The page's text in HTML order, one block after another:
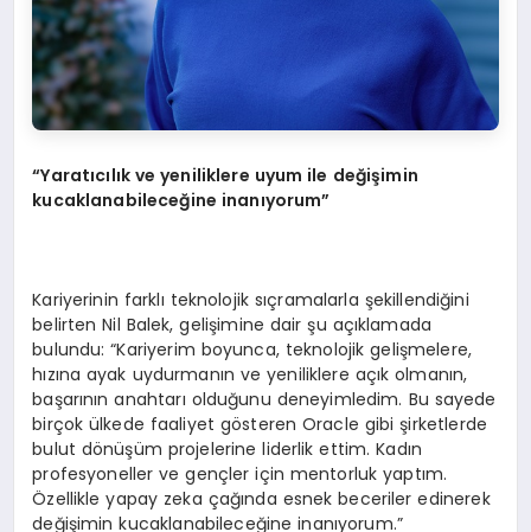
“Yaratıcılık ve yeniliklere uyum ile değişimin
kucaklanabileceğine inanıyorum”
Kariyerinin farklı teknolojik sıçramalarla şekillendiğini
belirten Nil Balek, gelişimine dair şu açıklamada
bulundu: “Kariyerim boyunca, teknolojik gelişmelere,
hızına ayak uydurmanın ve yeniliklere açık olmanın,
başarının anahtarı olduğunu deneyimledim. Bu sayede
birçok ülkede faaliyet gösteren Oracle gibi şirketlerde
bulut dönüşüm projelerine liderlik ettim. Kadın
profesyoneller ve gençler için mentorluk yaptım.
Özellikle yapay zeka çağında esnek beceriler edinerek
değişimin kucaklanabileceğine inanıyorum.”